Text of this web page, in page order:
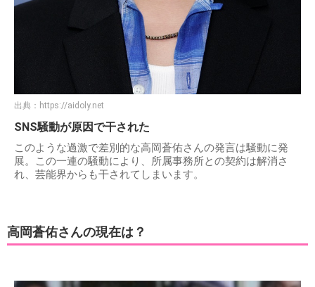
出典： https://aidoly.net
SNS騒動が原因で干された
このような過激で差別的な高岡蒼佑さんの発言は騒動に発
展。この一連の騒動により、所属事務所との契約は解消さ
れ、芸能界からも干されてしまいます。
高岡蒼佑さんの現在は？